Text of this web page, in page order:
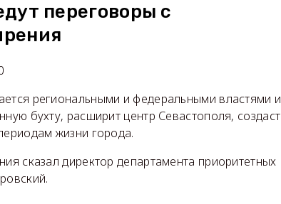
переговоры с
региональными и федеральными властями и
бухту, расширит центр Севастополя, создаст
жизни города.
сказал директор департамента приоритетных